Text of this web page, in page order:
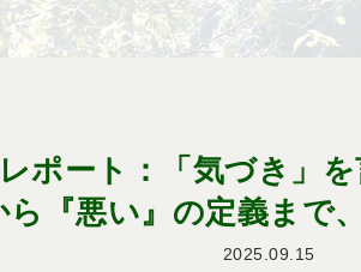
ポート：「気づき」
ら『悪い』の定義まで
2025.09.15